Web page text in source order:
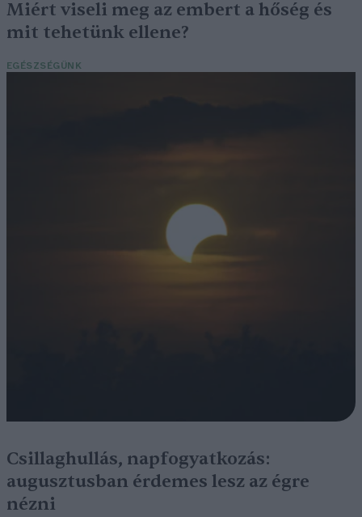
Miért viseli meg az embert a hőség és
mit tehetünk ellene?
EGÉSZSÉGÜNK
Csillaghullás, napfogyatkozás:
augusztusban érdemes lesz az égre
nézni